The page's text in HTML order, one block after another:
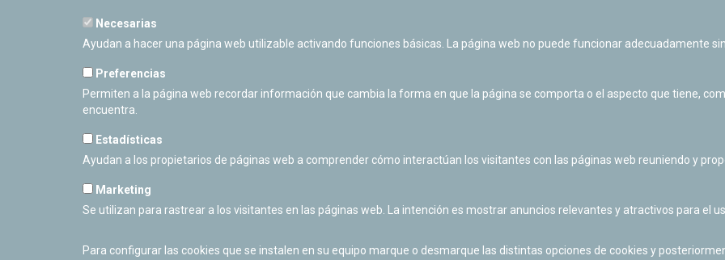
PLANETARIO DE PAMPLONA
Calle Sancho RamÃ­rez, s/n
Cerrado Temporalmente
Necesarias
Ayudan a hacer una página web utilizable activando funciones básicas. La página web no puede funcionar adecuadamente
Preferencias
Permiten a la página web recordar información que cambia la forma en que la página se comporta o el aspecto que tiene,
encuentra.
Estadísticas
Ayudan a los propietarios de páginas web a comprender cómo interactúan los visitantes con las páginas web reuniendo y
Marketing
Se utilizan para rastrear a los visitantes en las páginas web. La intención es mostrar anuncios relevantes y atractivos para el
Para configurar las cookies que se instalen en su equipo marque o desmarque las distintas opciones de cookies y